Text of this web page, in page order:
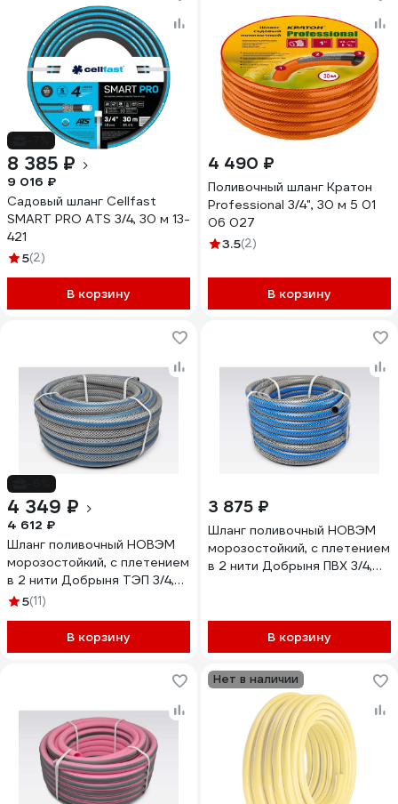
8 385 ₽
9 016 ₽
Садовый шланг Cellfast
SMART PRO ATS 3/4, 30 м 13-
421
5(2)
В корзину
4 490 ₽
Поливочный шланг Кратон
Professional 3/4", 30 м 5 01
06 027
3.5(2)
В корзину
4 349 ₽
4 612 ₽
Шланг поливочный НОВЭМ
морозостойкий, с плетением
в 2 нити Добрыня ТЭП 3/4,
30м
5(11)
В корзину
3 875 ₽
Шланг поливочный НОВЭМ
морозостойкий, с плетением
в 2 нити Добрыня ПВХ 3/4,
В корзину
Нет в наличии